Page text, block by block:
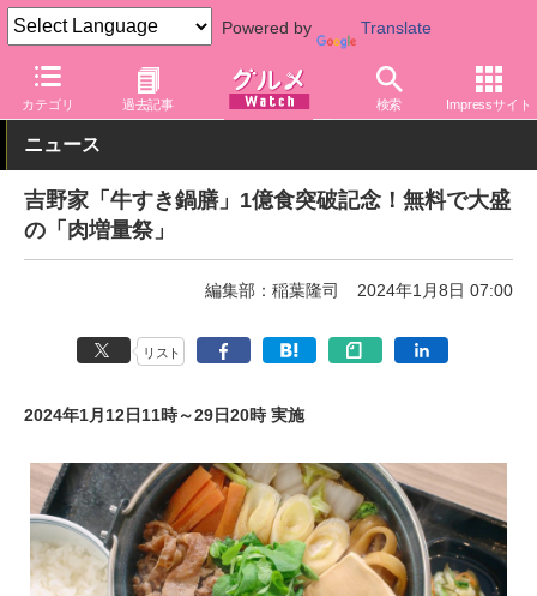
Powered by Translate
カテゴリ 過去記事 検索 Impressサイト
グルメ Watch 店舗 丼もの 吉野家
ニュース
吉野家「牛すき鍋膳」1億食突破記念！無料で大盛
の「肉増量祭」
編集部：稲葉隆司 2024年1月8日 07:00
リスト
2024年1月12日11時～29日20時 実施